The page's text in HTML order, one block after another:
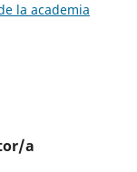
la academia
a